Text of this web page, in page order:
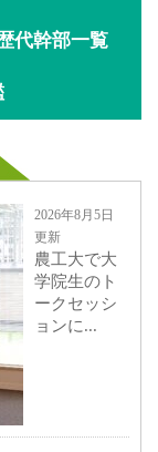
代幹部一覧
2026年8月5日
更新
農工大で大
学院生のト
ークセッシ
ョンに...